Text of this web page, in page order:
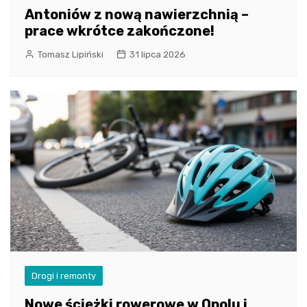
Antoniów z nową nawierzchnią –
prace wkrótce zakończone!
Tomasz Lipiński 31 lipca 2026
Drogi i remonty